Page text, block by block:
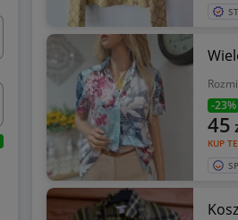
-23%
KUP
45